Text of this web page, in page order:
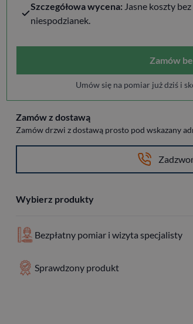
Szczegółowa wycena: Jasne koszty bez
niespodzianek.
Zamów
Umów się na pomiar już dziś i
Zamów z dostawą
Zamów drzwi z dostawą prosto pod wskazany
Wybierz produkty
Bezpłatny pomiar i wizyta specjalisty
Sprawdzony produkt